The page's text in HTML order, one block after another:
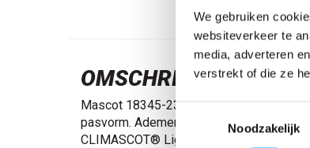
We gebruiken
websiteverkeer te
media, adverteren
verstrekt of die ze
Toestemmingsselectie
Noodzakelijk
OMSCHRIJVING
Mascot 18345-231 Winterjack signaal
pasvorm. Ademend, wind- en waterdicht.
CLIMASCOT® Lightweight Insulation.